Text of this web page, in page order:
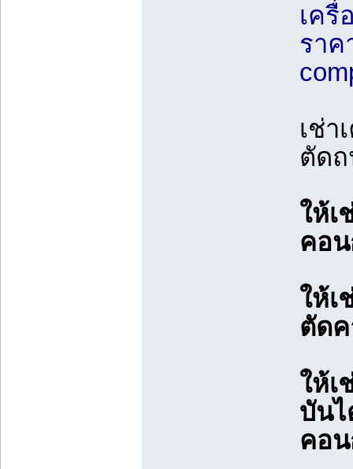
เครื่
ราค
เช่า
ตัด
ให้เ
คอ
ให้เ
ตัด
ให้เ
บันไ
คอ